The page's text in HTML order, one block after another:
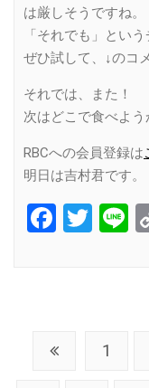
は厳しそうですね。
「それでも」とい
ぜひ試して、↓のコ
それでは、また！
次はどこで食べよう
RBCへの会員登録は
明日は吉村君です。
1